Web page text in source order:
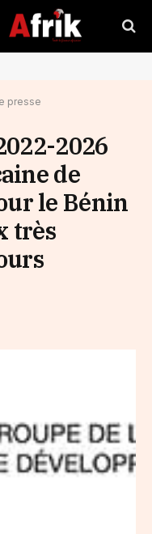
presse
2026
de
le Bénin
très